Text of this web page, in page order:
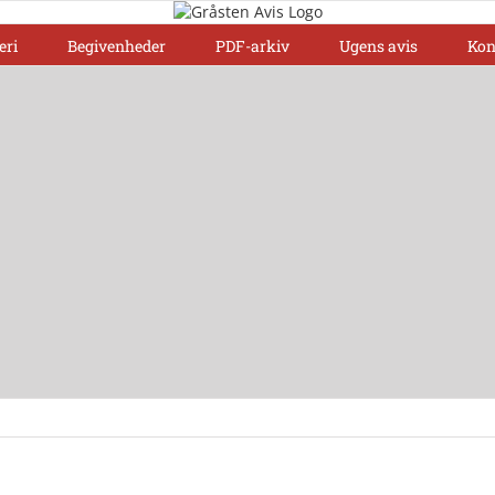
Begivenheder PDF-arkiv Ugens avis